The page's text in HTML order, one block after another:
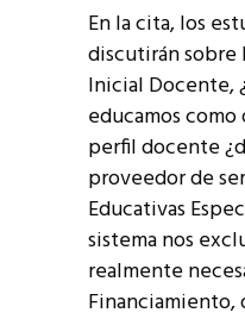
En la cita, los
discutirán sobre
Inicial Docente,
educamos
perfil docente
proveedor de
Educativas
sistema nos
realmente